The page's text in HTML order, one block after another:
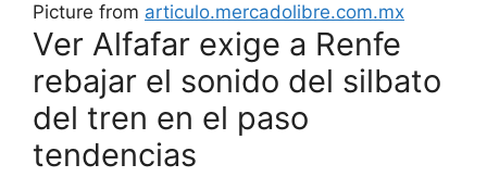
Picture from articulo.mercadolibre.com.mx
Ver Alfafar exige a Renfe
rebajar el sonido del silbato
del tren en el paso
tendencias